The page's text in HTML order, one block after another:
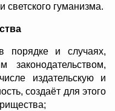
гуманизма.
порядке и случаях,
законодательством,
издательскую и
создаёт для этого